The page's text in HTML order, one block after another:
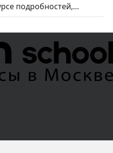
подробностей,…